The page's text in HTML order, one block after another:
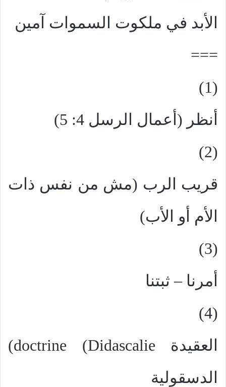
الأبد في ملكوت السموات آمين
===
(1)
أنظر (أعمال الرسل 4: 5)
(2)
قريب الرب (مش من نفس ذات
الأم أو الأب)
(3)
أمرنا – ثبتنا
(4)
العقيدة doctrine (Didascalie
)
الدسقولية